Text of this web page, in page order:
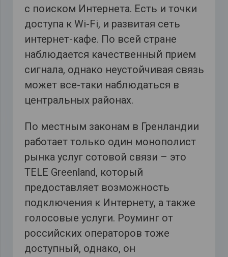
с поиском Интернета. Есть и точки
доступа к Wi-Fi, и развитая сеть
интернет-кафе. По всей стране
наблюдается качественный прием
сигнала, однако неустойчивая связь
может все-таки наблюдаться в
центральных районах.
По местным законам в Гренландии
работает только один монополист
рынка услуг сотовой связи – это
TELE Greenland, который
предоставляет возможность
подключения к Интернету, а также
голосовые услуги. Роуминг от
российских операторов тоже
доступный, однако, он